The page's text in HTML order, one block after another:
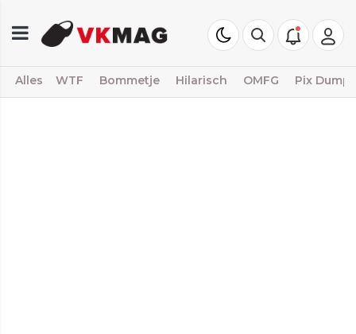
Alles WTF Bommetje Hilarisch OMFG Pix Dump